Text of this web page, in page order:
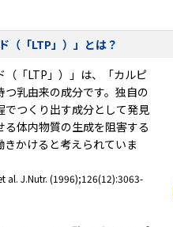
（「LTP」）」とは？
（「LTP」）」は、「カルピ
つ乳由来の成分です。独自の
でつくり出す成分として発見
る体内物質の生成を阻害する
きかけると考えられていま
al. J.Nutr. (1996);126(12):3063-